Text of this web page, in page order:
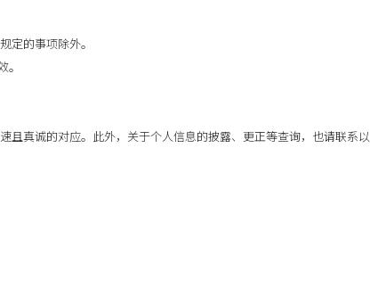
定的事项除外。
真诚的对应。此外，关于个人信息的披露、更正等查询，也请联系以